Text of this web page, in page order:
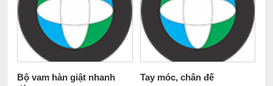
Bộ vam hàn giật nhanh
Tay móc, chân đế